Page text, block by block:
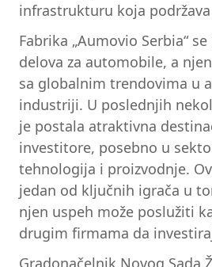
infrastrukturu koja
Fabrika „Aumovio Serbia“
delova za automobile, a
sa globalnim trendovima u
industriji. U poslednjih
je postala atraktivna
investitore, posebno u
tehnologija i proizvodnje.
jedan od ključnih igrača u
njen uspeh može poslužiti
drugim firmama da
Gradonačelnik Novog Sada